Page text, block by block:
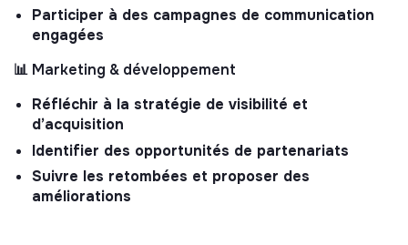
Participer à des campagnes de communication
engagées
📊 Marketing & développement
Réfléchir à la stratégie de visibilité et
d’acquisition
Identifier des opportunités de partenariats
Suivre les retombées et proposer des
améliorations